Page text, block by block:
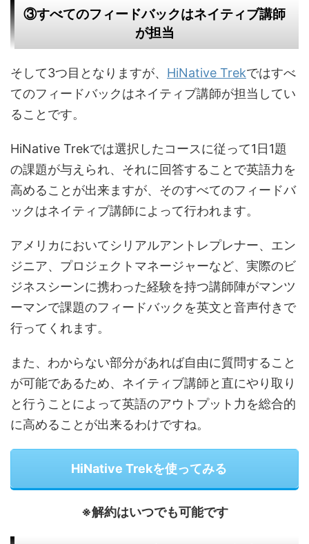
③すべてのフィードバックはネイティブ講師
が担当
そして3つ目となりますが、 HiNative Trekではすべ
てのフィードバックはネイティブ講師が担当してい
ることです。
HiNative Trekでは選択したコースに従って1日1題
の課題が与えられ、それに回答することで英語力を
高めることが出来ますが、そのすべてのフィードバ
ックはネイティブ講師によって行われます。
アメリカにおいてシリアルアントレプレナー、エン
ジニア、プロジェクトマネージャーなど、実際のビ
ジネスシーンに携わった経験を持つ講師陣がマンツ
ーマンで課題のフィードバックを英文と音声付きで
行ってくれます。
また、わからない部分があれば自由に質問すること
が可能であるため、ネイティブ講師と直にやり取り
と行うことによって英語のアウトプット力を総合的
に高めることが出来るわけですね。
HiNative Trekを使ってみる
※解約はいつでも可能です